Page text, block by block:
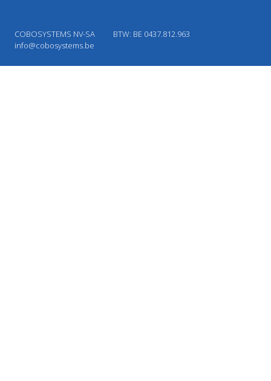
COBOSYSTEMS NV-SA
BTW: BE 0437.812.963
info@cobosystems.be